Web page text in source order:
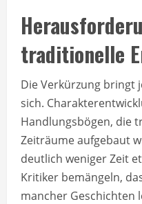
traditionelle
Die Verkürzung bringt
sich.
Handlungsbögen, die
Zeiträume aufgebaut
deutlich weniger Zeit
Kritiker bemängeln,
mancher Geschichten